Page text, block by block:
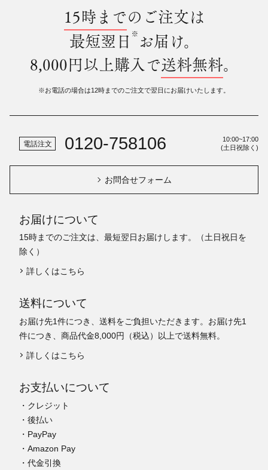
15時までのご注文は
最短翌日 ※ お届け。
8,000円以上購入で送料無料。
※お電話の場合は12時までのご注文で翌日にお届けいたします。
電話注文 0120-758106
10:00~17:00
(土日祝除く)
お問合せフォーム
お届けについて
15時までのご注文は、最短翌日お届けします。（土日祝日を
除く）
詳しくはこちら
送料について
お届け先1件につき、送料をご負担いただきます。お届け先1
件につき、商品代金8,000円（税込）以上で送料無料。
詳しくはこちら
お支払いについて
・クレジット
・後払い
・PayPay
・Amazon Pay
・代金引換